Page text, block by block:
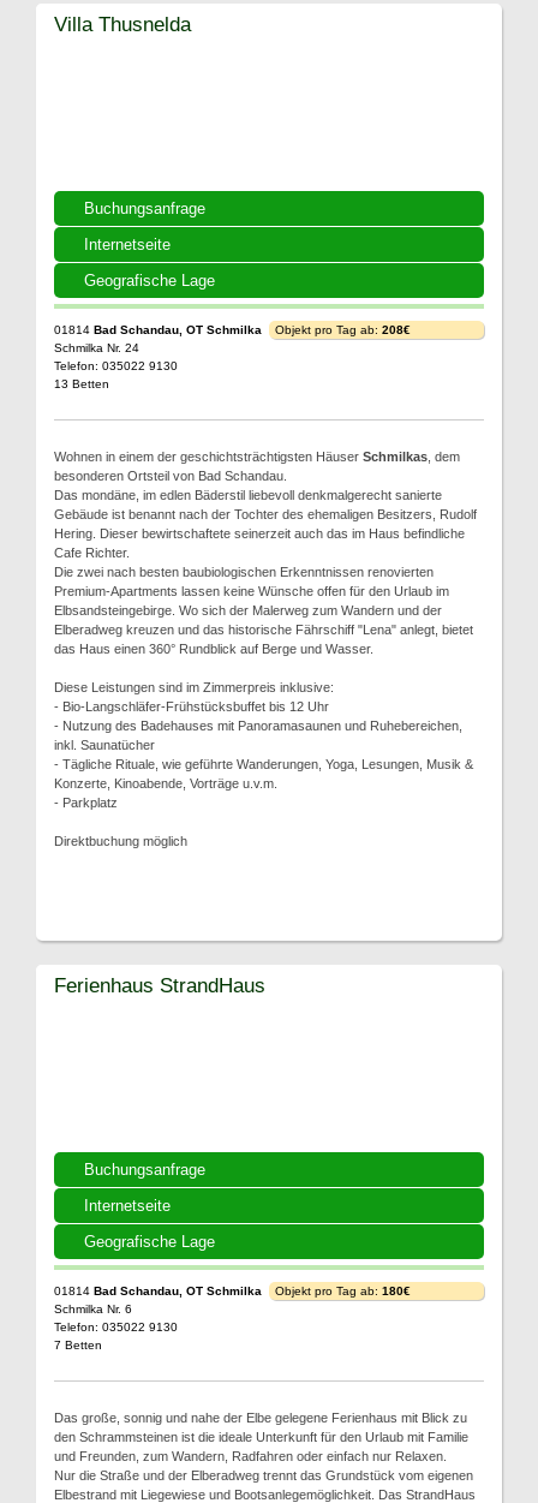
Buchungsanfrage
Internetseite
Geografische Lage
Villa Thusnelda
01814 Bad Schandau, OT Schmilka
Schmilka Nr. 24
Telefon: 035022 9130
13 Betten
Objekt pro Tag ab: 208€
Wohnen in einem der geschichtsträchtigsten Häuser Schmilkas , dem
besonderen Ortsteil von Bad Schandau.
Das mondäne, im edlen Bäderstil liebevoll denkmalgerecht sanierte
Gebäude ist benannt nach der Tochter des ehemaligen Besitzers, Rudolf
Hering. Dieser bewirtschaftete seinerzeit auch das im Haus befindliche
Cafe Richter.
Die zwei nach besten baubiologischen Erkenntnissen renovierten
Premium-Apartments lassen keine Wünsche offen für den Urlaub im
Elbsandsteingebirge. Wo sich der Malerweg zum Wandern und der
Elberadweg kreuzen und das historische Fährschiff "Lena" anlegt, bietet
das Haus einen 360° Rundblick auf Berge und Wasser.
Diese Leistungen sind im Zimmerpreis inklusive:
- Bio-Langschläfer-Frühstücksbuffet bis 12 Uhr
- Nutzung des Badehauses mit Panoramasaunen und Ruhebereichen,
inkl. Saunatücher
- Tägliche Rituale, wie geführte Wanderungen, Yoga, Lesungen, Musik &
Konzerte, Kinoabende, Vorträge u.v.m.
- Parkplatz
Direktbuchung möglich
Buchungsanfrage
Internetseite
Geografische Lage
Ferienhaus StrandHaus
01814 Bad Schandau, OT Schmilka
Schmilka Nr. 6
Telefon: 035022 9130
7 Betten
Objekt pro Tag ab: 180€
Das große, sonnig und nahe der Elbe gelegene Ferienhaus mit Blick zu
den Schrammsteinen ist die ideale Unterkunft für den Urlaub mit Familie
und Freunden, zum Wandern, Radfahren oder einfach nur Relaxen.
Nur die Straße und der Elberadweg trennt das Grundstück vom eigenen
Elbestrand mit Liegewiese und Bootsanlegemöglichkeit. Das StrandHaus